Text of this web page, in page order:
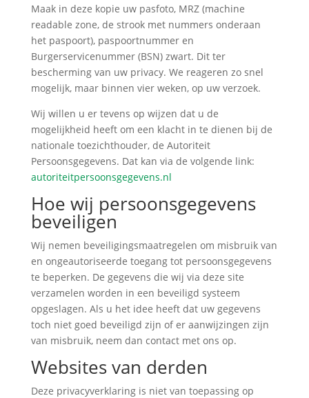
Maak in deze kopie uw pasfoto, MRZ (machine
readable zone, de strook met nummers onderaan
het paspoort), paspoortnummer en
Burgerservicenummer (BSN) zwart. Dit ter
bescherming van uw privacy. We reageren zo snel
mogelijk, maar binnen vier weken, op uw verzoek.
Wij willen u er tevens op wijzen dat u de
mogelijkheid heeft om een klacht in te dienen bij de
nationale toezichthouder, de Autoriteit
Persoonsgegevens. Dat kan via de volgende link:
autoriteitpersoonsgegevens.nl
Hoe wij persoonsgegevens
beveiligen
Wij nemen beveiligingsmaatregelen om misbruik van
en ongeautoriseerde toegang tot persoonsgegevens
te beperken. De gegevens die wij via deze site
verzamelen worden in een beveiligd systeem
opgeslagen. Als u het idee heeft dat uw gegevens
toch niet goed beveiligd zijn of er aanwijzingen zijn
van misbruik, neem dan contact met ons op.
Websites van derden
Deze privacyverklaring is niet van toepassing op